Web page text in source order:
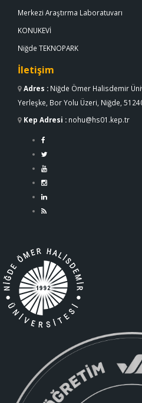
Merkezi Araştırma Laboratuvarı
KONUKEVİ
Niğde TEKNOPARK
İletişim
Adres : Niğde Ömer Halisdemir
Yerleşke, Bor Yolu Üzeri, Niğde,
Kep Adresi : nohu@hs01.kep.tr